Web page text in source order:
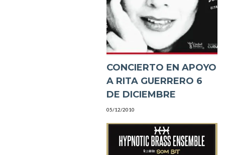
CONCIERTO EN APOYO
A RITA GUERRERO 6
DE DICIEMBRE
05/12/2010